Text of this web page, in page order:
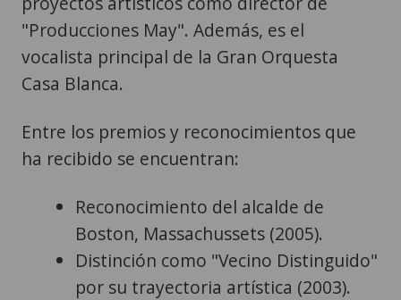
"Producciones May". Además, es el
vocalista principal de la Gran Orquesta
Casa Blanca.
Entre los premios y reconocimientos que
ha recibido se encuentran:
Reconocimiento del alcalde de
Boston, Massachussets (2005).
Distinción como "Vecino Distinguido"
por su trayectoria artística (2003).